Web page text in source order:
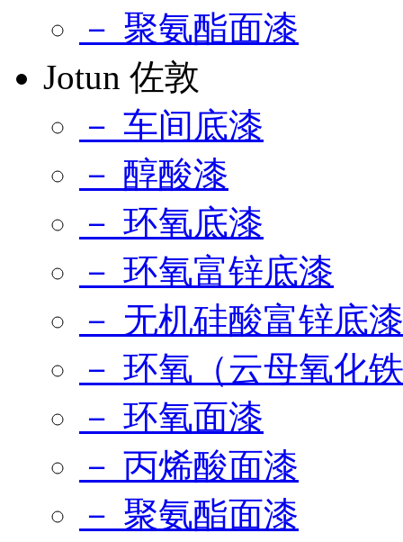
－ 聚氨酯面漆
Jotun 佐敦
－ 车间底漆
－ 醇酸漆
－ 环氧底漆
－ 环氧富锌底漆
－ 无机硅酸富锌底漆
－ 环氧（云母氧化
－ 环氧面漆
－ 丙烯酸面漆
－ 聚氨酯面漆